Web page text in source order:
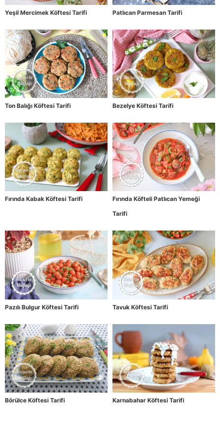
Yeşil Mercimek Köftesi Tarifi Patlıcan Parmesan Tarifi
Ton Balığı Köftesi Tarifi Bezelye Köftesi Tarifi
Fırında Kabak Köftesi Tarifi
Fırında Köfteli Patlıcan Yemeği
Tarifi
Pazılı Bulgur Köftesi Tarifi Tavuk Köftesi Tarifi
Börülce Köftesi Tarifi Karnabahar Köftesi Tarifi